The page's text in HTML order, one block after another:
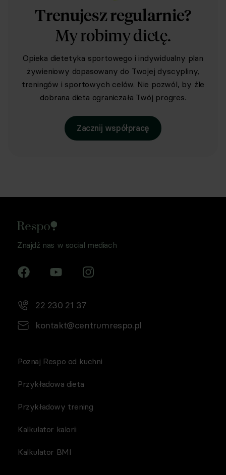
Trenujesz regularnie?
My robimy dietę.
Opieka dietetyka sportowego i indywidualny plan
żywieniowy dopasowany do Twojej dyscypliny,
treningów i sportowych celów. Nie pozwól, by źle
dobrana dieta ograniczała Twój progres.
Zacznij współpracę
Znajdź nas w social mediach
22 230 21 37
kontakt@centrumrespo.pl
Poznaj Respo od kuchni
Przykładowa dieta
Przykładowy trening
Kalkulator kalorii
Kalkulator BMI